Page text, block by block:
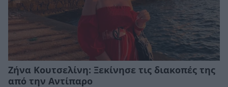
Ζήνα Κουτσελίνη: Ξεκίνησε τις διακοπές της
από την Αντίπαρο